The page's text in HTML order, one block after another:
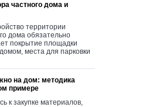
частного дома и
территории
дома обязательно
покрытие площадки
места для парковки
на дом: методика
примере
к закупке материалов,